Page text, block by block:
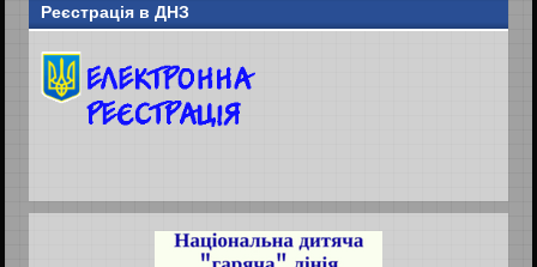
Реєстрація в ДНЗ